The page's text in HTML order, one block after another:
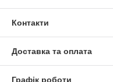
Контакти
Доставка та оплата
Графік роботи